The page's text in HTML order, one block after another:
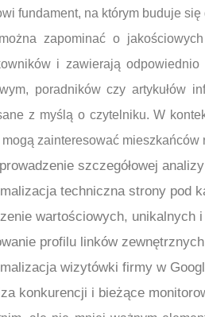
fundament, na którym buduje się
zapominać o
i zawierają
poradników czy artykułów
z myślą o czytelniku. W
mogą zainteresować mieszkańców
szczegółowej
techniczna strony pod
wartościowych, unikalnych
profilu linków
wizytówki firmy w
konkurencji i bieżące